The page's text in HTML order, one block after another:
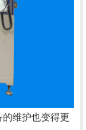
维护也变得更